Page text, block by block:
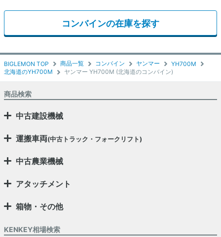
BIGLEMON TOP 商品一覧 コンバイン ヤンマー
YH700M
北海道のYH700M
ヤンマー YH700M (北海道のコンバイン)
コンバインの在庫を探す
商品検索
中古建設機械
運搬車両(中古トラック・フォークリフト)
中古農業機械
アタッチメント
箱物・その他
KENKEY相場検索